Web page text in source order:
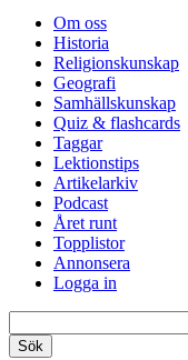
Om oss
Historia
Religionskunskap
Geografi
Samhällskunskap
Quiz & flashcards
Taggar
Lektionstips
Artikelarkiv
Podcast
Året runt
Topplistor
Annonsera
Logga in